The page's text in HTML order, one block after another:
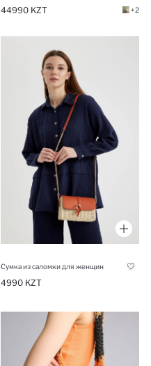
44990 KZT +2
Сумка из саломки для женщин
4990 KZT